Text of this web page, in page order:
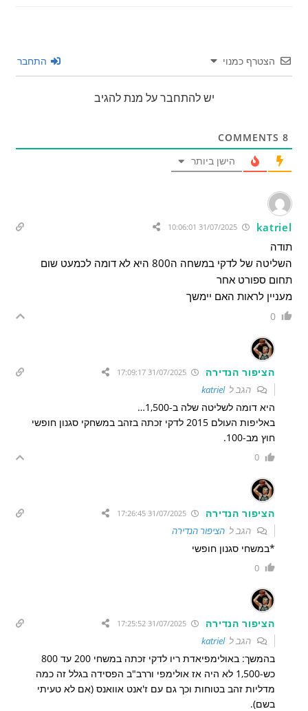
הצטרף כמנוי התחבר
יש להתחבר על מנת להגיב
8
הישן ביותר
katriel
31/07/2025 10:06:01
תודה
השליטה של לדקי במשחה ה800 היא לא דומה לכמעט שום
תחום ספורט אחר
מעניין לראות האם יימשך
0
הציפור הנדירה
הגב לkatriel
היא דומה לשליטה שלה ב-1,500…
באליפות העולם 2015 לדקי זכתה בזהב במשחקי סגנון חופשי
חוץ מב-100.
0
הציפור הנדירה
הגב להציפור הנדירה
*במשחי סגנון חופשי
0
הציפור הנדירה
הגב לkatriel
בהמשך: באולימפיאדת ריו לדקי זכתה במשחי 200 עד 800
כש-1,500 לא היה אז אולימפי וררב"ב הפסידה בגלל זה כמה
מדליות זהב בטוחות וכך גם עם ז'אנט אוואנס (אם לא טעיתי
בשם).